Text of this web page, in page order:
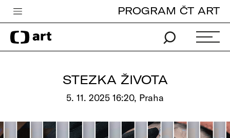
Česká televize
Zpravodajství
Pro děti
PROGRAM ČT ART
STEZKA ŽIVOTA
5. 11. 2025 16:20, Praha